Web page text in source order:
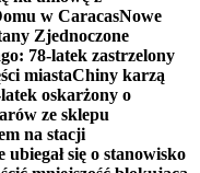
w CaracasNowe
Zjednoczone
78-latek zastrzelony
miastaChiny karzą
oskarżony o
ze sklepu
na stacji
się o stanowisko